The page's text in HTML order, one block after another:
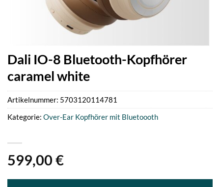
Dali IO-8 Bluetooth-Kopfhörer
caramel white
599,00 €
Artikelnummer: 5703120114781
Kategorie: Over-Ear Kopfhörer mit Bluetoooth